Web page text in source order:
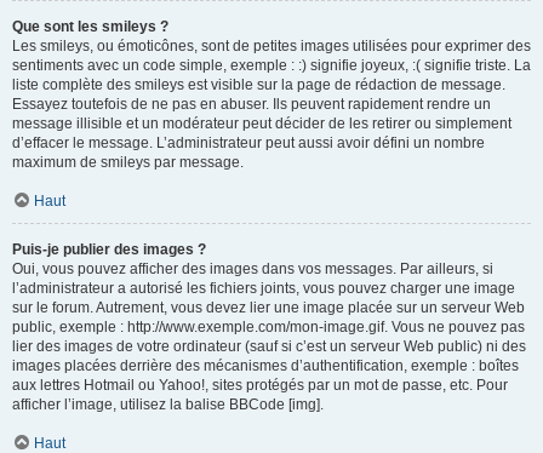
Que sont les smileys ?
Les smileys, ou émoticônes, sont de petites images utilisées pour exprimer des
sentiments avec un code simple, exemple : :) signifie joyeux, :( signifie triste. La
liste complète des smileys est visible sur la page de rédaction de message.
Essayez toutefois de ne pas en abuser. Ils peuvent rapidement rendre un
message illisible et un modérateur peut décider de les retirer ou simplement
d’effacer le message. L’administrateur peut aussi avoir défini un nombre
maximum de smileys par message.
Haut
Puis-je publier des images ?
Oui, vous pouvez afficher des images dans vos messages. Par ailleurs, si
l’administrateur a autorisé les fichiers joints, vous pouvez charger une image
sur le forum. Autrement, vous devez lier une image placée sur un serveur Web
public, exemple : http://www.exemple.com/mon-image.gif. Vous ne pouvez pas
lier des images de votre ordinateur (sauf si c’est un serveur Web public) ni des
images placées derrière des mécanismes d’authentification, exemple : boîtes
aux lettres Hotmail ou Yahoo!, sites protégés par un mot de passe, etc. Pour
afficher l’image, utilisez la balise BBCode [img].
Haut